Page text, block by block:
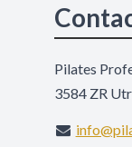
Pilates
3584 ZR